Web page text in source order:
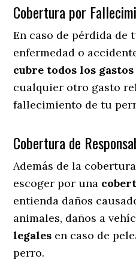
Cobertura por
En caso de pérdida de
enfermedad o
cubre todos los
cualquier otro gasto
fallecimiento de tu
Cobertura de
Además de la
escoger por una
entienda daños
animales, daños a
legales en caso de
perro.